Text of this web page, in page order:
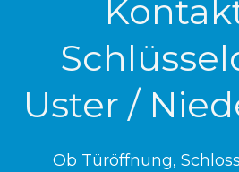
Uster /
Ob Türöffnung,